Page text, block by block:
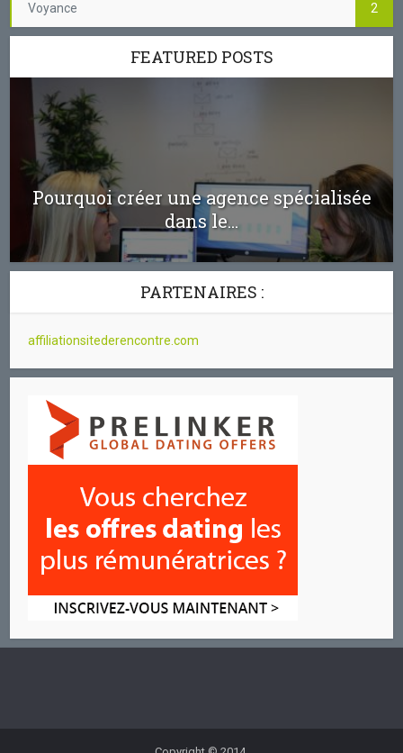
Voyance 2
FEATURED POSTS
Pourquoi créer une agence spécialisée
dans le...
PARTENAIRES :
affiliationsitederencontre.com